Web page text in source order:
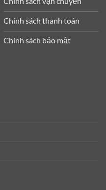
Chính sách thanh toán
Chính sách bảo mật